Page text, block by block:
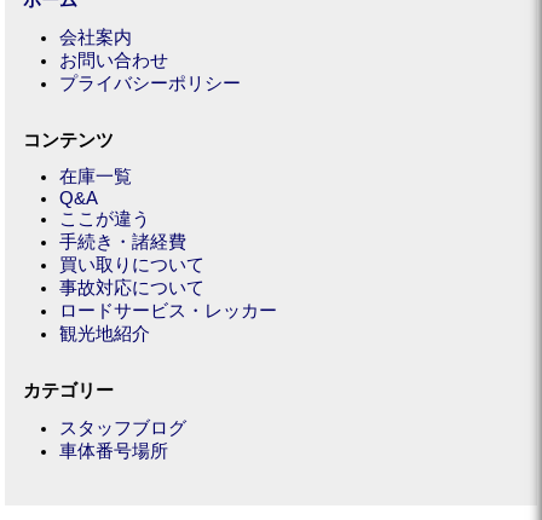
会社案内
お問い合わせ
プライバシーポリシー
コンテンツ
在庫一覧
Q&A
ここが違う
手続き・諸経費
買い取りについて
事故対応について
ロードサービス・レッカー
観光地紹介
カテゴリー
スタッフブログ
車体番号場所